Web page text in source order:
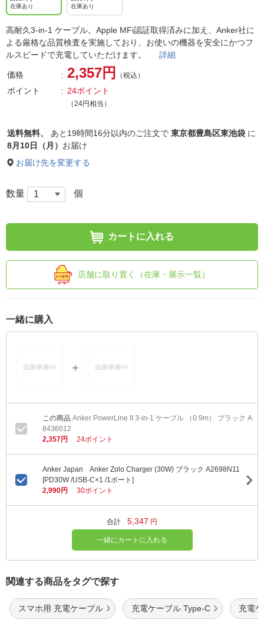
在庫あり 在庫あり
高耐久3-in-1 ケーブル。Apple MFi認証取得済みに加え、Anker社に
よる厳格な品質検査を実施しており、お使いの機器を安全にかつフ
ルスピードで充電していただけます。 詳細
価格 2,357円 （税込）
ポイント 24ポイント
（24円相当）
送料無料、 あと 19時間16分以内のご注文で 東京都豊島区東池袋 に
8月10日（月） お届け
お届け先を変更する
数量 個
カートに入れる
店舗に取り置く（在庫・展示一覧）
一緒に購入
Anker PowerLine II 3-in-1 ケーブル （0.9m） ブラック A
8436012
2,357円
24ポイント
Anker Japan Anker Zolo Charger (30W) ブラック A2698N11
[PD30W /USB-C×1 /1ポート]
2,990円
30ポイント
合計 5,347 円
一緒にカートに入れる
関連する商品をタグで探す
スマホ用 充電ケーブル 充電ケーブル Type-C 充電